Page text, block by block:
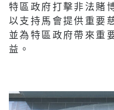
特區政府打擊非法賭
以支持馬會提供重要
並為特區政府帶來重
益。